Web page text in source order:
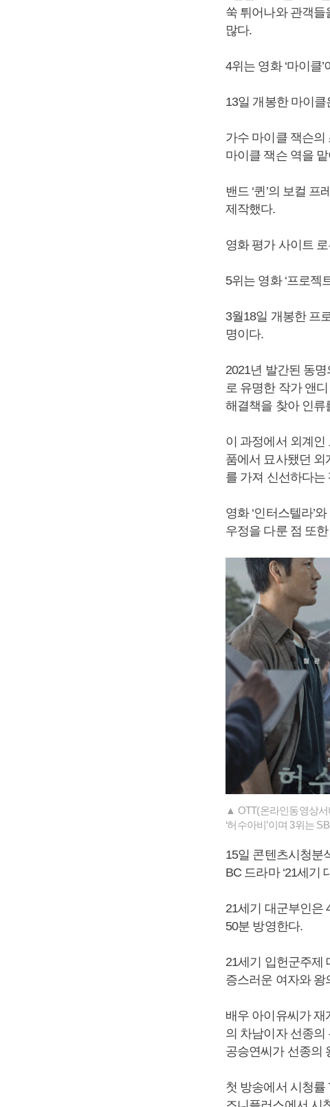
쑥 튀어나와 관객들
많다.
4위는 영화 ‘마이클
13일 개봉한 마이
가수 마이클 잭슨의
마이클 잭슨 역을
밴드 ‘퀸’의 보컬
제작했다.
영화 평가 사이트
5위는 영화 ‘프로젝
3월18일 개봉한 프
명이다.
2021년 발간된 동
로 유명한 작가 앤
해결책을 찾아 인류
이 과정에서 외계인
품에서 묘사됐던 외
를 가져 신선하다는
영화 ‘인터스텔라’
우정을 다룬 점 또
▲ OTT(온라인동영상서
‘허수아비’이며 3위는
15일 콘텐츠시청분
BC 드라마 ‘21세기
21세기 대군부인은
50분 방영한다.
21세기 입헌군주제
증스러운 여자와 왕
배우 아이유씨가
의 차남이자 선종의
공승연씨가 선종의
첫 방송에서 시청률